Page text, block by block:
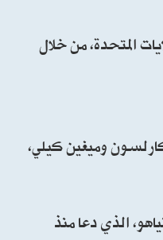
المتحدة، من خلال
وميغين كيلي،
الذي دعا منذ